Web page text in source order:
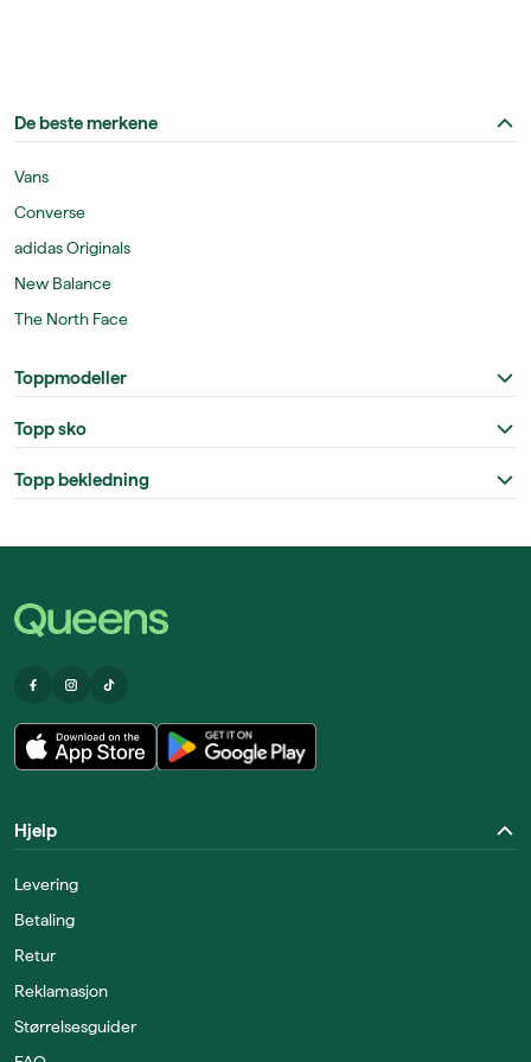
De beste merkene
Vans
Converse
adidas Originals
New Balance
The North Face
Toppmodeller
Topp sko
Topp bekledning
Hjelp
Levering
Betaling
Retur
Reklamasjon
Størrelsesguider